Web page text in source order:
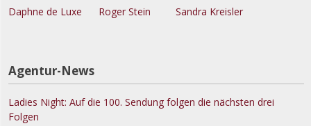
Daphne de Luxe Roger Stein Sandra Kreisler
Agentur-News
Ladies Night: Auf die 100. Sendung folgen die nächsten drei
Folgen